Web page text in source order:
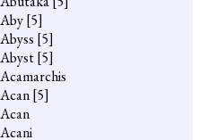
Aby[5]
Abyss [5]
Abyst[5]
Acamarchis
Acan[5]
Acan
Acani